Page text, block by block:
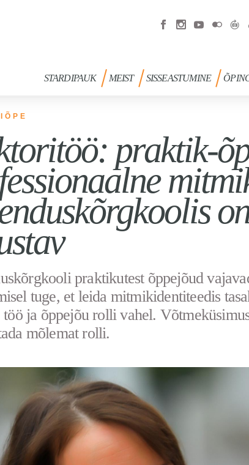
STARDIPAUK MEIST SISSEASTUMINE
praktik-
praktikutest õppejõud
tuge, et leida mitmikidentiteedis
töö ja õppejõu rolli vahel.
mõlemat rolli.